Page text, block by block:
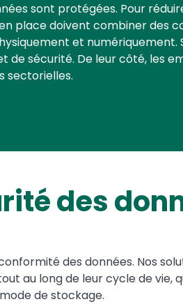
sont protégées. Pour
place doivent combiner des
et numériquement.
sécurité. De leur côté, les
sectorielles.
des
des données. Nos
au long de leur cycle de vie,
de stockage.